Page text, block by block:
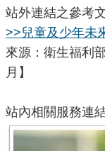
站外連結之參考
>>兒童及少年未
來源：衛生福利
月】
站內相關服務連結